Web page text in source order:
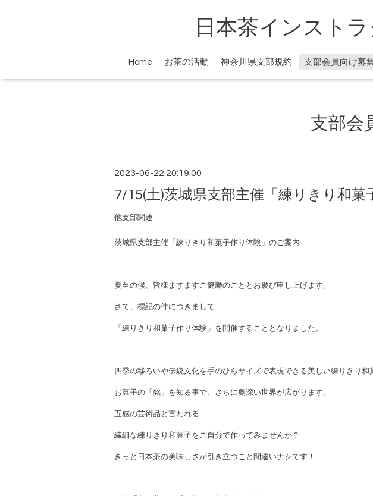
日本茶インスト
Home お茶の活動 神奈川県支部規約 支部会員向け募
支部会
2023-06-22 20:19:00
7/15(土)茨城県支部主催「練りきり和菓
他支部関連
茨城県支部主催「練りきり和菓子作り体験」のご案内
夏至の候、皆様ますますご健勝のこととお慶び申し上げます。
さて、標記の件につきまして
「練りきり和菓子作り体験」を開催することとなりました。
四季の移ろいや伝統文化を手のひらサイズで表現できる美しい練りきり和
お菓子の「銘」を知る事で、さらに奥深い世界が広がります。
五感の芸術品と言われる
繊細な練りきり和菓子をご自分で作ってみませんか？
きっと日本茶の美味しさが引き立つこと間違いナシです！